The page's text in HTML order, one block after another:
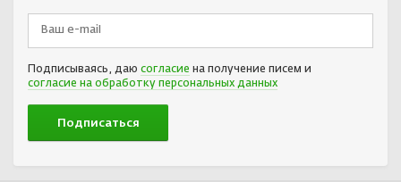
Подписываясь, даю согласие на получение писем и
согласие на обработку персональных данных